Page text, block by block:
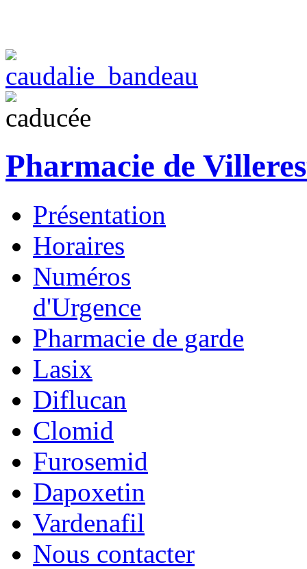
Pharmacie de
Présentation
Horaires
Numéros
d'Urgence
Pharmacie de garde
Lasix
Diflucan
Clomid
Furosemid
Dapoxetin
Vardenafil
Nous contacter